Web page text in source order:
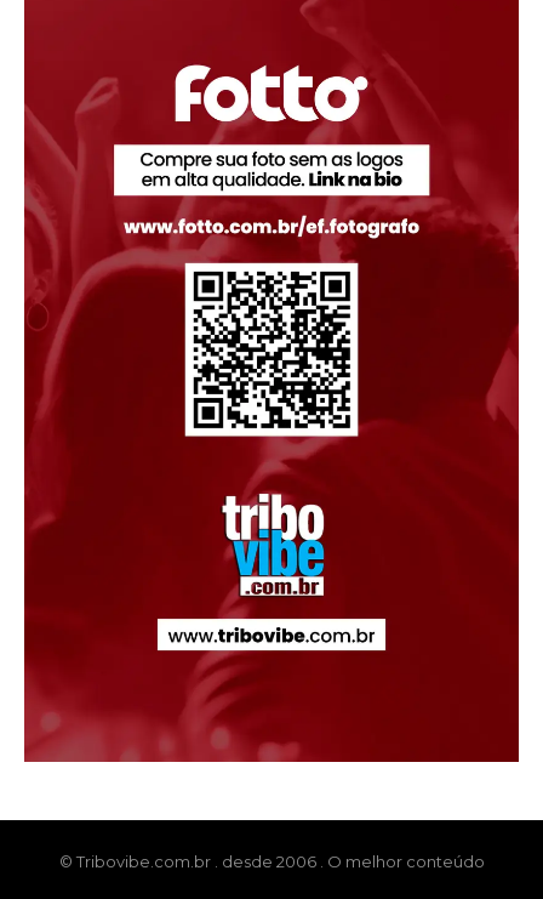
© Tribovibe.com.br . desde 2006 . O melhor conteúdo